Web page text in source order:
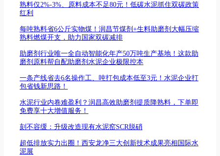
熟料仅2%-3%、原料成本不足80元！低碳水泥抓住双碳政策
红利
每吨熟料省6公斤实物煤！润昌节煤剂+生料助磨剂大幅压缩
熟料燃煤开支，助力国家双碳减排
助磨剂行业唯一全自动智能化年产50万吨生产基地！这款助
磨剂原料帮自配助磨剂水泥企业极限控本
一条产线省去6名操作工、吨打包成本低至3元！水泥企业打
包省钱新思路！
水泥行业内卷难盈利？润昌高效助磨剂提质降熟料，下单即
免费享十大增值服务！
刻不容缓：升级改造现有水泥窑SCR脱硝
超低排放实力出圈！西安龙净三大创新技术成果亮相国际水
泥展